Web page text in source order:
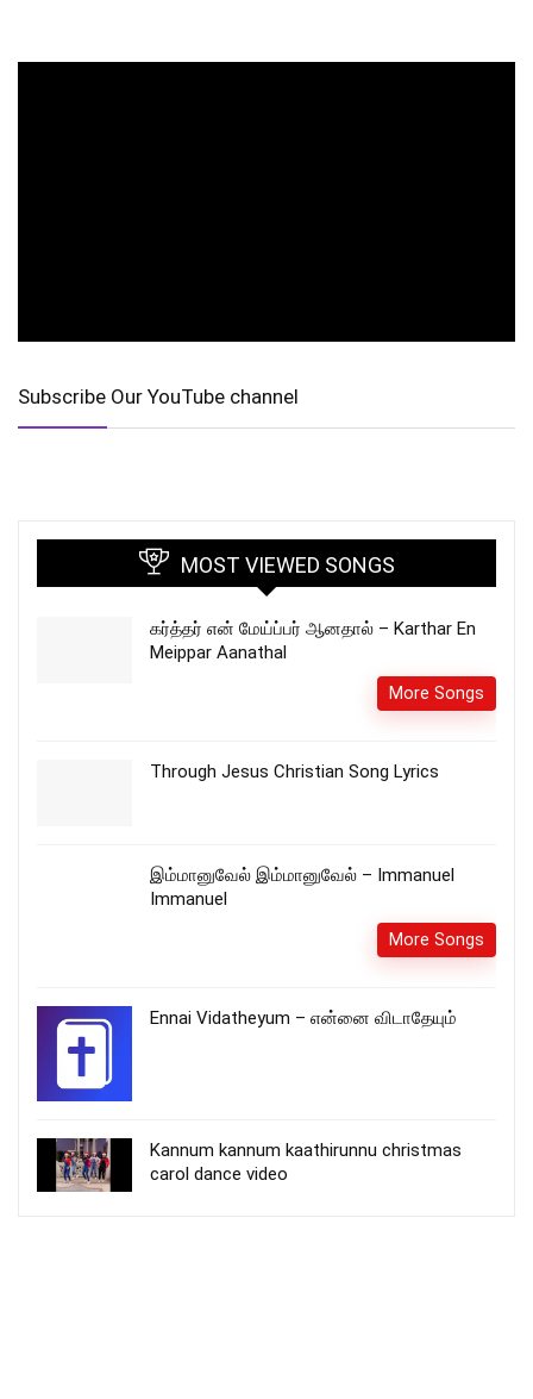
Subscribe Our YouTube channel
MOST VIEWED SONGS
கர்த்தர் என் மேய்ப்பர் ஆனதால் – Karthar En
Meippar Aanathal
More Songs
Through Jesus Christian Song Lyrics
இம்மானுவேல் இம்மானுவேல் – Immanuel
Immanuel
More Songs
Ennai Vidatheyum – என்னை விடாதேயும்
Kannum kannum kaathirunnu christmas
carol dance video